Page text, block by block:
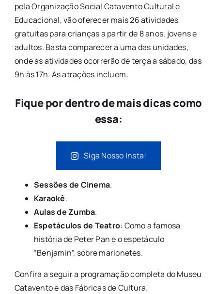
pela Organização Social Catavento Cultural e
Educacional, vão oferecer mais 26 atividades
gratuitas para crianças a partir de 8 anos, jovens e
adultos. Basta comparecer a uma das unidades,
onde as atividades ocorrerão de terça a sábado, das
9h às 17h. As atrações incluem:
Fique por dentro de mais dicas como
essa:
Siga Nosso Insta!
Sessões de Cinema.
Karaokê.
Aulas de Zumba.
Espetáculos de Teatro: Como a famosa
história de Peter Pan e o espetáculo
“Benjamin”, sobre marionetes.
Confira a seguir a programação completa do Museu
Catavento e das Fábricas de Cultura.